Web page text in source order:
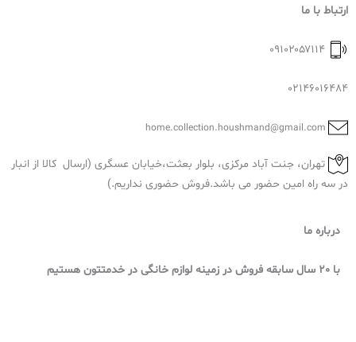
ارتباط با ما
02146016484
تهران، جنت آباد مرکزی، بلوار بعثت،خیابان عسگری (ارسال کالا از انبار
در سه راه امین حضور می باشد.فروش حضوری نداریم.)
درباره ما
با 20 سال سابقه فروش در زمینه لوازم خانگی در خدمتتون هستیم